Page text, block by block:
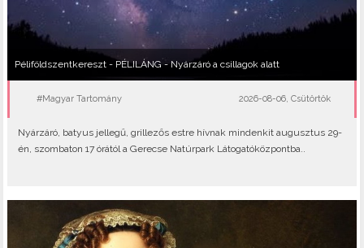
Péliföldszentkereszt - PÉLILÁNG - Nyárzáró a csillagok alatt
#Magyar Tartomány 2026-08-06, Csütörtök
Nyárzáró, batyus jellegű, grillezős estre hívnak mindenkit augusztus 29-
én, szombaton 17 órától a Gerecse Natúrpark Látogatóközpontba..